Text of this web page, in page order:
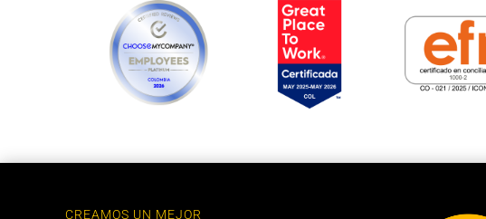
CREAMOS UN MEJOR